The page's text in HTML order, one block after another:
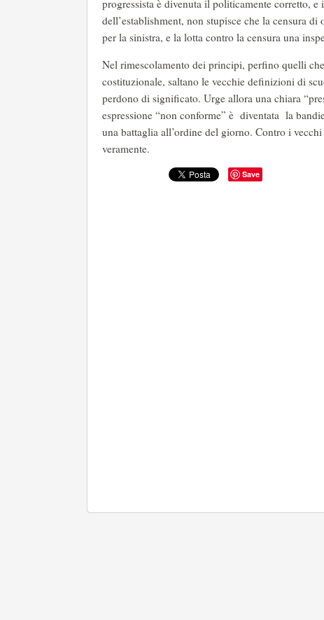
progressista è divenuta il politicamente corretto,
dell’establishment, non stupisce che la censura
per la sinistra, e la lotta contro la censura una
Nel rimescolamento dei principi, perfino quelli
costituzionale, saltano le vecchie definizioni di
perdono di significato. Urge allora una chiara
espressione “non conforme” è diventata la
una battaglia all’ordine del giorno. Contro i
veramente.
Save